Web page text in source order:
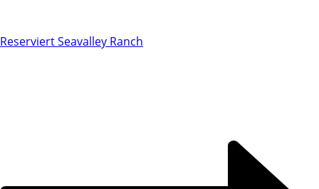
Reserviert Seavalley Ranch